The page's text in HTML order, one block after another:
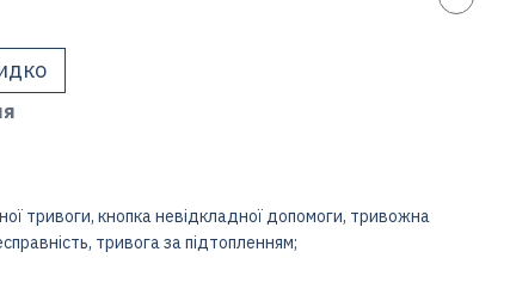
тривоги, кнопка невідкладної допомоги, тривожна
тривога за підтопленням;